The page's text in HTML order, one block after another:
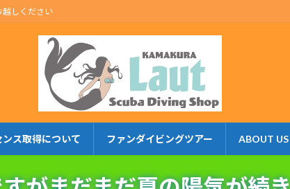
越しください
ンス取得について ファンダイビングツアー ABOUT US